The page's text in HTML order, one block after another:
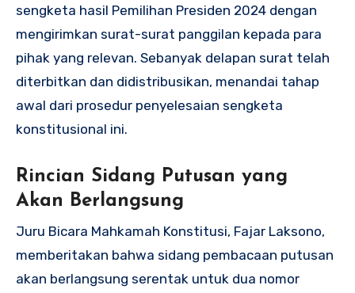
sengketa hasil Pemilihan Presiden 2024 dengan
mengirimkan surat-surat panggilan kepada para
pihak yang relevan. Sebanyak delapan surat telah
diterbitkan dan didistribusikan, menandai tahap
awal dari prosedur penyelesaian sengketa
konstitusional ini.
Rincian Sidang Putusan yang
Akan Berlangsung
Juru Bicara Mahkamah Konstitusi, Fajar Laksono,
memberitakan bahwa sidang pembacaan putusan
akan berlangsung serentak untuk dua nomor